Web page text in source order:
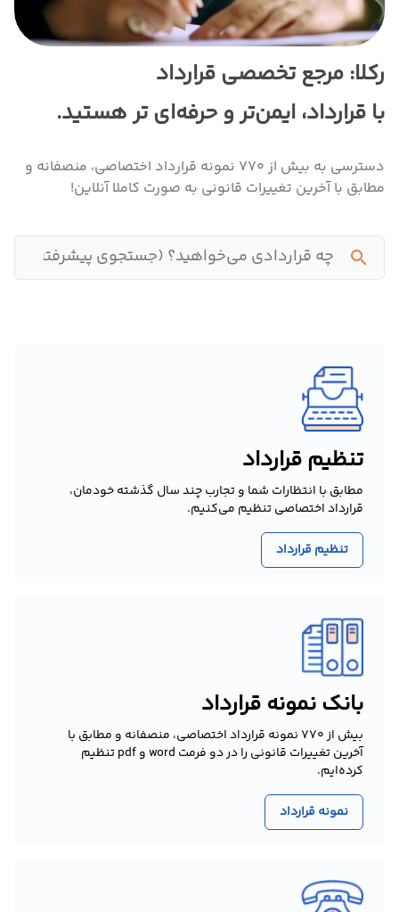
درباره
تماس
با
رکلا: مرجع تخصصی قرارداد
با قرارداد، ایمن‌تر و حرفه‌ای تر هستید.
دسترسی به بیش از 770 نمونه قرارداد اختصاصی، منصفانه و
مطابق با آخرین تغییرات قانونی به صورت کاملا آنلاین!
search
تنظیم قرارداد
مطابق با انتظارات شما و تجارب چند سال گذشته خودمان،
قرارداد اختصاصی تنظیم می‌کنیم.
تنظیم قرارداد
بانک نمونه قرارداد
بیش از 770 نمونه قرارداد اختصاصی، منصفانه و مطابق با
آخرین تغییرات قانونی را در دو فرمت word و pdf تنظیم
کرده‌ایم.
نمونه قرارداد